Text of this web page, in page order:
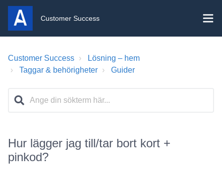
Customer Success
Customer Success
Lösning – hem
Taggar & behörigheter
Guider
Hur lägger jag till/tar bort kort +
pinkod?